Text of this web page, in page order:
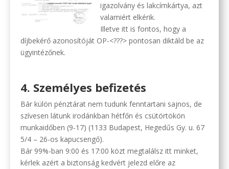
igazolvány és lakcímkártya, azt
valamiért elkérik.
Illetve itt is fontos, hogy a
díjbekérő azonosítóját OP-<???> pontosan diktáld be az
ügyintézőnek.
4. Személyes befizetés
Bár külön pénztárat nem tudunk fenntartani sajnos, de
szívesen látunk irodánkban hétfőn és csütörtökön
munkaidőben (9-17) (1133 Budapest, Hegedűs Gy. u. 67
5/4 – 26-os kapucsengő).
Bár 99%-ban 9:00 és 17:00 közt megtalálsz itt minket,
kérlek azért a biztonság kedvért jelezd előre az